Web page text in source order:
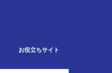
お役立ちサイト